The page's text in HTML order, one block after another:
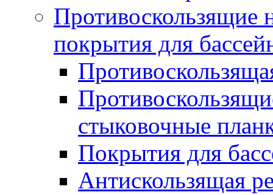
Противоскользящие
покрытия для
стыковочные
Покрытия для
Антискользящая